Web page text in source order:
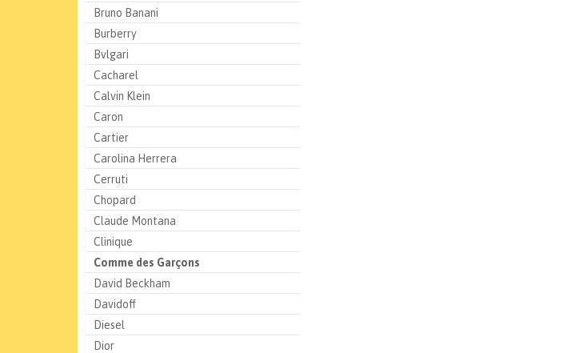
Bruno Banani
Burberry
Bvlgari
Cacharel
Calvin Klein
Caron
Cartier
Carolina Herrera
Cerruti
Chopard
Claude Montana
Clinique
Comme des Garçons
David Beckham
Davidoff
Diesel
Dior